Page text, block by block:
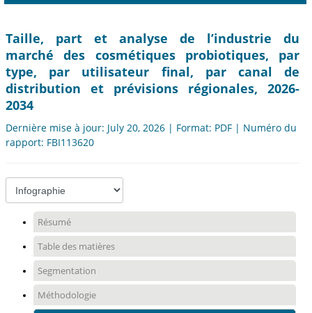
Taille, part et analyse de l’industrie du
marché des cosmétiques probiotiques, par
type, par utilisateur final, par canal de
distribution et prévisions régionales, 2026-
2034
Dernière mise à jour: July 20, 2026 | Format: PDF | Numéro du
rapport: FBI113620
Résumé
Table des matières
Segmentation
Méthodologie